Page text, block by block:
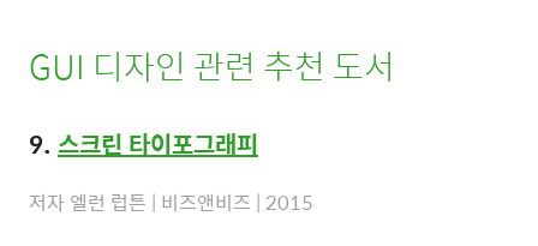
GUI 디자인 관련 추천 도서
9. 스크린 타이포그래피
저자 엘런 럽튼 | 비즈앤비즈 | 2015